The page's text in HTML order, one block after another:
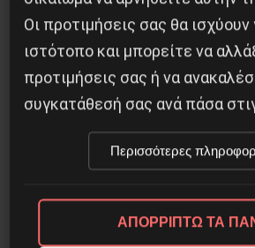
Οι προτιμήσεις σας θα ισχύουν
ιστότοπο και μπορείτε να
προτιμήσεις σας ή να
συγκατάθεσή σας ανά πάσα
Περισσότερες
ΑΠΟΡΡΙΠΤΩ ΤΑ